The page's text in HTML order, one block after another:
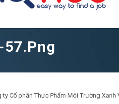
57.png
ty Cổ phần Thực Phẩm Môi Trường Xanh